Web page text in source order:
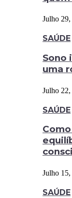
Julho
SAÚDE
Sono
uma
Julho
SAÚDE
Julho
SAÚDE